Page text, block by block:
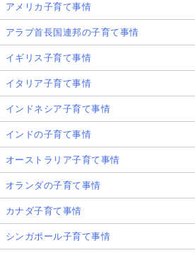
アメリカ子育て事情
アラブ首長国連邦の子育て事情
イギリス子育て事情
イタリア子育て事情
インドネシア子育て事情
インドの子育て事情
オーストラリア子育て事情
オランダの子育て事情
カナダ子育て事情
シンガポール子育て事情